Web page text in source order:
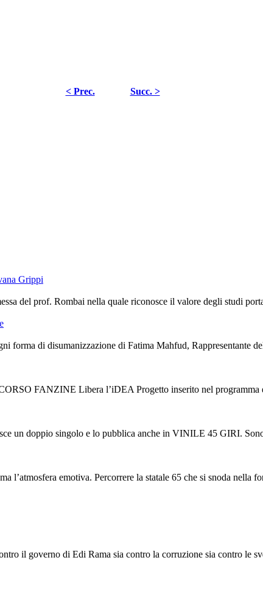
< Prec. Succ. >
Grippi
del prof. Rombai nella quale riconosce il valore degli studi
forma di disumanizzazione di Fatima Mahfud, Rappresentante
FANZINE Libera l’iDEA Progetto inserito nel programma
doppio singolo e lo pubblica anche in VINILE 45 GIRI. Sono
emotiva. Percorrere la statale 65 che si snoda nella
il governo di Edi Rama sia contro la corruzione sia contro le